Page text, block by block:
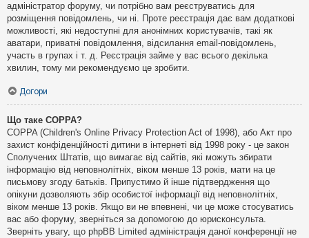
адміністратор форуму, чи потрібно вам реєструватись для
розміщення повідомлень, чи ні. Проте реєстрація дає вам додаткові
можливості, які недоступні для анонімних користувачів, такі як
аватари, приватні повідомлення, відсилання email-повідомлень,
участь в групах і т. д. Реєстрація займе у вас всього декілька
хвилин, тому ми рекомендуємо це зробити.
Догори
Що таке COPPA?
COPPA (Children's Online Privacy Protection Act of 1998), або Акт про
захист конфіденційності дитини в інтернеті від 1998 року - це закон
Сполучених Штатів, що вимагає від сайтів, які можуть збирати
інформацію від неповнолітніх, віком менше 13 років, мати на це
письмову згоду батьків. Припустимо й інше підтвердження що
опікуни дозволяють збір особистої інформації від неповнолітніх,
віком менше 13 років. Якщо ви не впевнені, чи це може стосуватись
вас або форуму, зверніться за допомогою до юрисконсульта.
Зверніть увагу, що phpBB Limited адміністрація даної конференції не